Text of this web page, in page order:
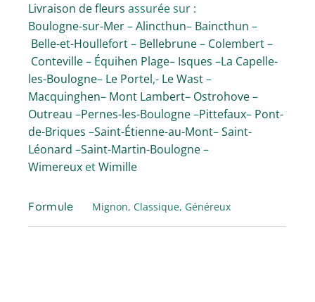
Livraison de fleurs assurée sur :
Boulogne-sur-Mer–Alincthun– Baincthun –
Belle-et-Houllefort– Bellebrune– Colembert–
Conteville– Équihen Plage– Isques –La Capelle-
les-Boulogne– Le Portel,- Le Wast–
Macquinghen– Mont Lambert– Ostrohove–
Outreau –Pernes-les-Boulogne–Pittefaux– Pont-
de-Briques –Saint-Étienne-au-Mont–Saint-
Léonard –Saint-Martin-Boulogne–
Wimereux etWimille
Formule Mignon, Classique, Généreux